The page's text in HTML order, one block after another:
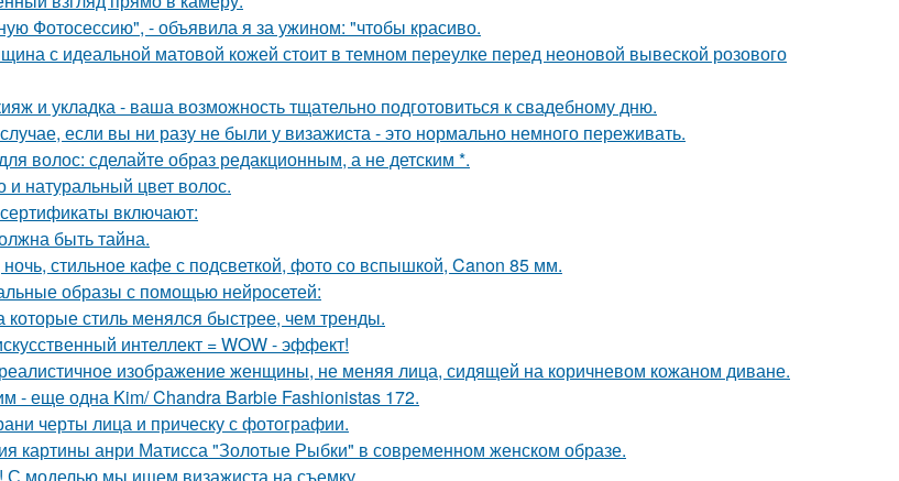
Фотосессию", - объявила я за ужином: "чтобы красиво.
с идеальной матовой кожей стоит в темном переулке перед неоновой вывеской розового
и укладка - ваша возможность тщательно подготовиться к свадебному дню.
если вы ни разу не были у визажиста - это нормально немного переживать.
волос: сделайте образ редакционным, а не детским *.
и натуральный цвет волос.
включают:
быть тайна.
стильное кафе с подсветкой, фото со вспышкой, Canon 85 мм.
образы с помощью нейросетей:
которые стиль менялся быстрее, чем тренды.
интеллект = WOW - эффект!
изображение женщины, не меняя лица, сидящей на коричневом кожаном диване.
- еще одна Kim/ Chandra Barbie Fashionistas 172.
черты лица и прическу с фотографии.
картины анри Матисса "Золотые Рыбки" в современном женском образе.